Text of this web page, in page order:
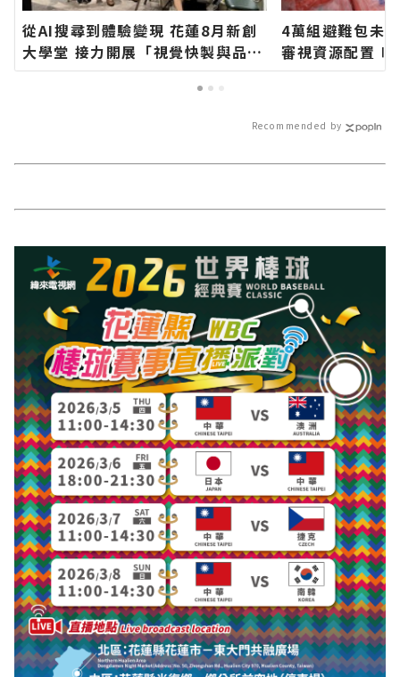
從AI搜尋到體驗變現 花蓮8月新創
大學堂 接力開展「視覺快製與品牌
體驗」新戰局∣花蓮新聞網官方網
站各類新聞－最快速的今日新聞報
4萬組避難包未
審視資源配置∣
站各類新聞－最
Recommended by